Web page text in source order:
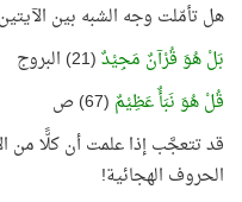
هل تأمّلت وجه الشبه بين
بَلْ هُوَ قُرْآنٌ مَجِيْدٌ(21) البروج
قُلْ هُوَ نَبَأٌ عَظِيْمٌ (67) ص
قد تتعجَّب إذا علمت أن كلًّا من
الحروف الهجائية!